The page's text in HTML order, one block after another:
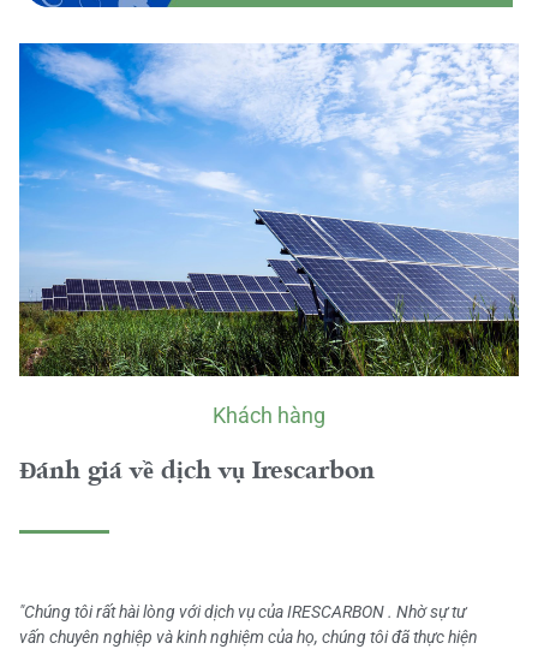
Khách hàng
Đánh giá về dịch vụ Irescarbon
"Chúng tôi rất hài lòng với dịch vụ của IRESCARBON . Nhờ sự tư
vấn chuyên nghiệp và kinh nghiệm của họ, chúng tôi đã thực hiện